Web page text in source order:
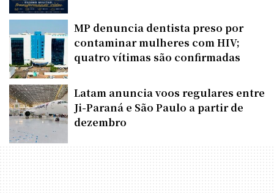
MP denuncia dentista preso por
contaminar mulheres com HIV;
quatro vítimas são confirmadas
Latam anuncia voos regulares entre
Ji-Paraná e São Paulo a partir de
dezembro